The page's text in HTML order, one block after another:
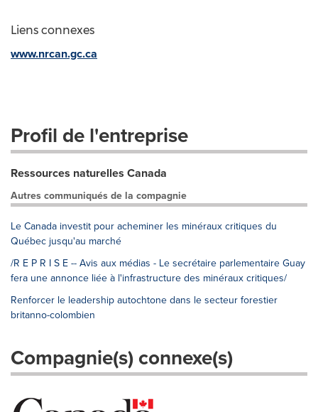
Liens connexes
www.nrcan.gc.ca
Profil de l'entreprise
Ressources naturelles Canada
Autres communiqués de la compagnie
Le Canada investit pour acheminer les minéraux critiques du
Québec jusqu'au marché
/R E P R I S E -- Avis aux médias - Le secrétaire parlementaire Guay
fera une annonce liée à l'infrastructure des minéraux critiques/
Renforcer le leadership autochtone dans le secteur forestier
britanno-colombien
Compagnie(s) connexe(s)